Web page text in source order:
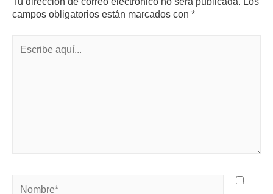
campos obligatorios están marcados con *